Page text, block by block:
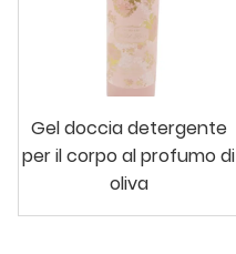
Gel doccia detergente
per il corpo al profumo di
oliva